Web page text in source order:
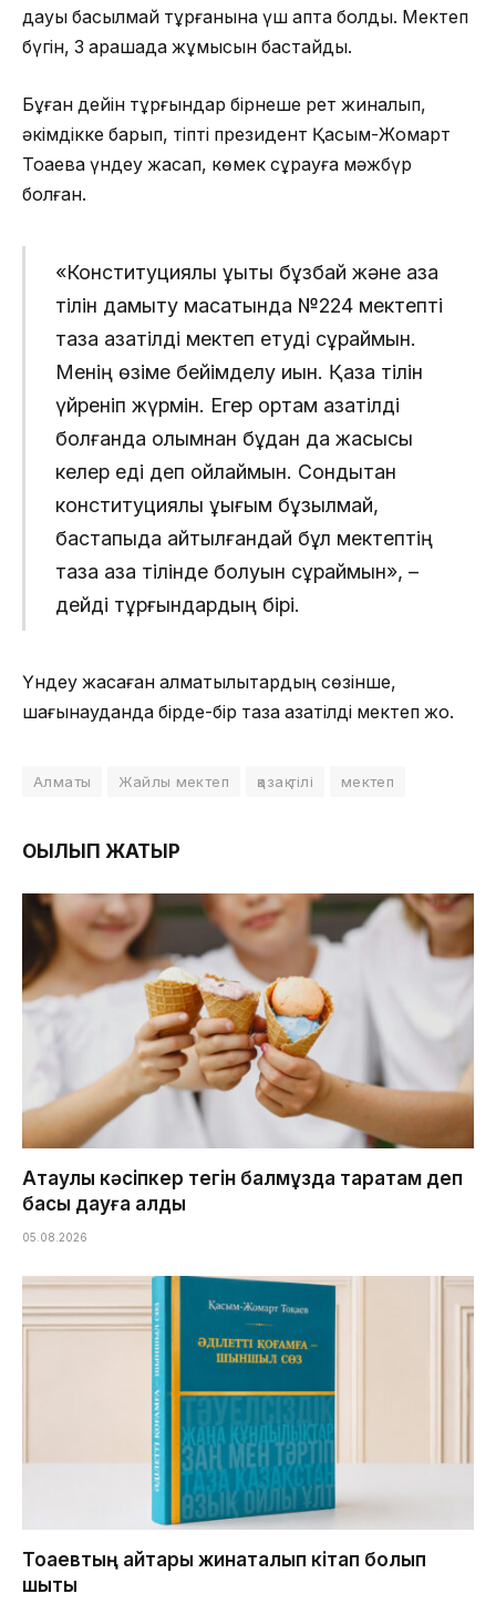
дауы басылмай тұрғанына үш апта болды. Мектеп
бүгін, 3 қарашада жұмысын бастайды.
Бұған дейін тұрғындар бірнеше рет жиналып,
әкімдікке барып, тіпті президент Қасым-Жомарт
Тоқаевқа үндеу жасап, көмек сұрауға мәжбүр
болған.
«Конституциялық құқықты бұзбай және қазақ
тілін дамыту мақсатында №224 мектепті
таза қазақтілді мектеп етуді сұраймын.
Менің өзіме бейімделу қиын. Қазақ тілін
үйреніп жүрмін. Егер ортам қазақтілді
болғанда қолымнан бұдан да жақсысы
келер еді деп ойлаймын. Сондықтан
конституциялық құқығым бұзылмай,
бастапқыда айтылғандай бұл мектептің
таза қазақ тілінде болуын сұраймын», –
дейді тұрғындардың бірі.
Үндеу жасаған алматылықтардың сөзінше,
шағынауданда бірде-бір таза қазақтілді мектеп жоқ.
Алматы Жайлы мектеп қазақ тілі мектеп
ОҚЫЛЫП ЖАТЫР
Ақтаулық кәсіпкер тегін балмұздақ таратам деп
басы дауға қалды
05.08.2026
Тоқаевтың айтқары жинақталып кітап болып
шықты